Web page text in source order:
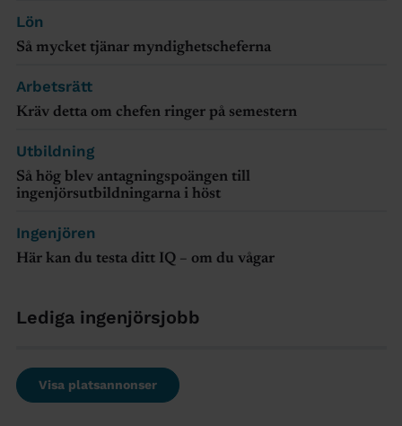
Lön
Så mycket tjänar myndighetscheferna
Arbetsrätt
Kräv detta om chefen ringer på semestern
Utbildning
Så hög blev antagningspoängen till
ingenjörsutbildningarna i höst
Ingenjören
Här kan du testa ditt IQ – om du vågar
Lediga ingenjörsjobb
Visa platsannonser